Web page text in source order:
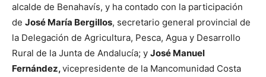
alcalde de Benahavís, y ha contado con la participación
de José María Bergillos, secretario general provincial de
la Delegación de Agricultura, Pesca, Agua y Desarrollo
Rural de la Junta de Andalucía; y José Manuel
Fernández,vicepresidente de la Mancomunidad Costa